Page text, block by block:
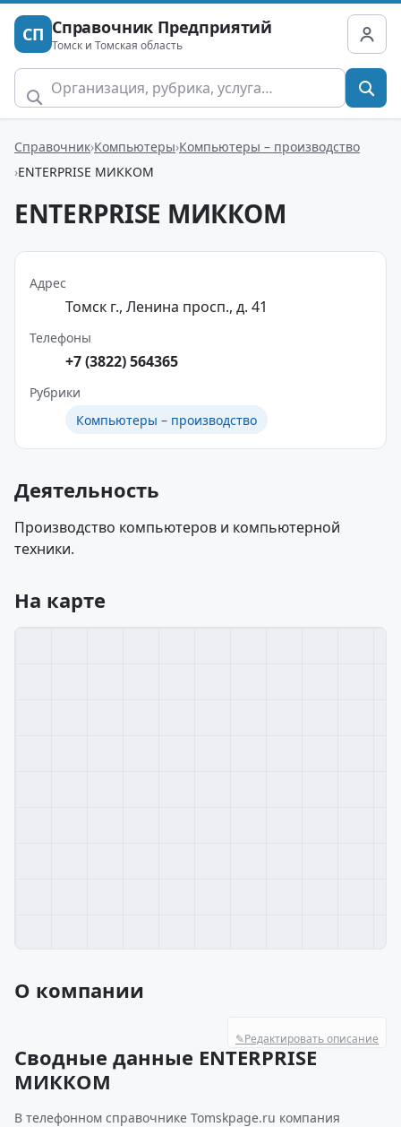
СП Справочник Предприятий
Томск и Томская область
Справочник Компьютеры Компьютеры – производство
ENTERPRISE МИККОМ
ENTERPRISE МИККОМ
Адрес
Томск г., Ленина просп., д. 41
Телефоны
+7 (3822) 564365
Рубрики
Компьютеры – производство
Деятельность
Производство компьютеров и компьютерной
техники.
На карте
О компании
✎Редактировать описание
Сводные данные ENTERPRISE
МИККОМ
В телефонном справочнике Tomskpage.ru компания